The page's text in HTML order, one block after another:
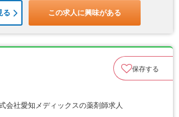
る この求人に興味がある
保存する
会社愛知メディックスの薬剤師求人